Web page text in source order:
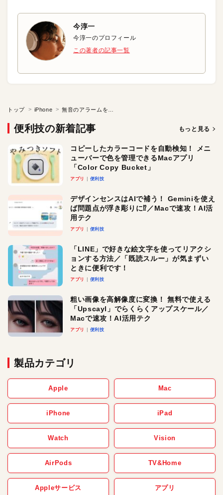
今淳一
今淳一のプロフィール
この著者の記事一覧
トップ iPhone 無音のアラームをかける
便利技の新着記事 もっと見る
コピーしたカラーコードを自動検知！ メニ
ューバーで色を管理できるMacアプリ
「Color Copy Bucket」
アプリ 便利技
デザインセンスはAIで補う！ Geminiを使え
ば問題点が浮き彫りに⁉︎／Macで速攻！AI活
用テク
アプリ 便利技
「LINE」で好きな絵文字を使ってリアクシ
ョンする方法／「既読スルー」が気まずい
ときに便利です！
アプリ 便利技
粗い画像を高解像度に変換！ 無料で使える
「Upscayl」でらくらくアップスケール／
Macで速攻！AI活用テク
アプリ 便利技
製品カテゴリ
Apple Mac
iPhone iPad
Watch Vision
AirPods TV&Home
Appleサービス アプリ